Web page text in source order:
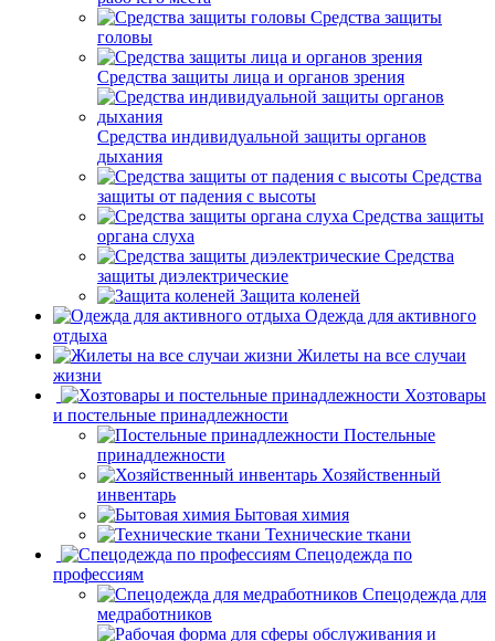
Средства защиты
головы
Средства защиты лица и органов зрения
Средства индивидуальной защиты органов
дыхания
Средства
защиты от падения с высоты
Средства защиты
органа слуха
Средства
защиты диэлектрические
Защита коленей
Одежда для активного
отдыха
Жилеты на все случаи
жизни
Хозтовары
и постельные принадлежности
Постельные
принадлежности
Хозяйственный
инвентарь
Бытовая химия
Технические ткани
Спецодежда по
профессиям
Спецодежда для
медработников